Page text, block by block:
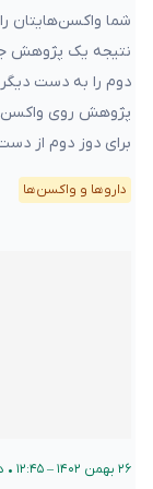
شما واکسن‌هایتان
نتیجه یک پژوهش
دوم را به دست
برای دوز دوم از
دارو‌ها و واکسن‌ها
۲۶ بهمن ۱۴۰۲ – ۱۲:۴۵ •